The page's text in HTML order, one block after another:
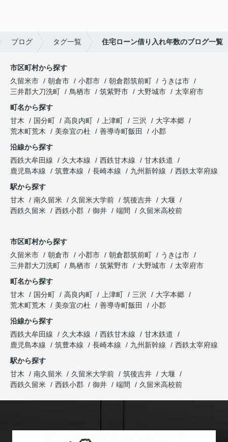
ブログ タグ一覧 住宅ローン借り入れ年数のブログ一覧
市区町村から探す
久留米市
朝倉市 小郡市 朝倉郡筑前町
うきは市
三井郡大刀洗町
鳥栖市 筑紫野市 大野城市
太宰府市
町名から探す
甘木
国分町 高良内町 上津町 三沢
大字本郷
荒木町荒木
美奈宜の杜 善導寺町飯田
小郡
沿線から探す
西鉄大牟田線
久大本線 西鉄甘木線
甘木鉄道
鹿児島本線
筑豊本線 長崎本線 九州新幹線
西鉄太宰府線
駅から探す
甘木
南久留米 久留米大学前 筑後吉井
大堰
西鉄久留米
西鉄小郡 御井 端間 久留米高校前
市区町村から探す
久留米市
朝倉市 小郡市 朝倉郡筑前町
うきは市
三井郡大刀洗町
鳥栖市 筑紫野市 大野城市
太宰府市
町名から探す
甘木
国分町 高良内町 上津町 三沢
大字本郷
荒木町荒木
美奈宜の杜 善導寺町飯田
小郡
沿線から探す
西鉄大牟田線
久大本線 西鉄甘木線
甘木鉄道
鹿児島本線
筑豊本線 長崎本線 九州新幹線
西鉄太宰府線
駅から探す
甘木
南久留米 久留米大学前 筑後吉井
大堰
西鉄久留米
西鉄小郡 御井 端間 久留米高校前